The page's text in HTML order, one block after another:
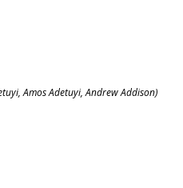
Amos Adetuyi, Andrew Addison)